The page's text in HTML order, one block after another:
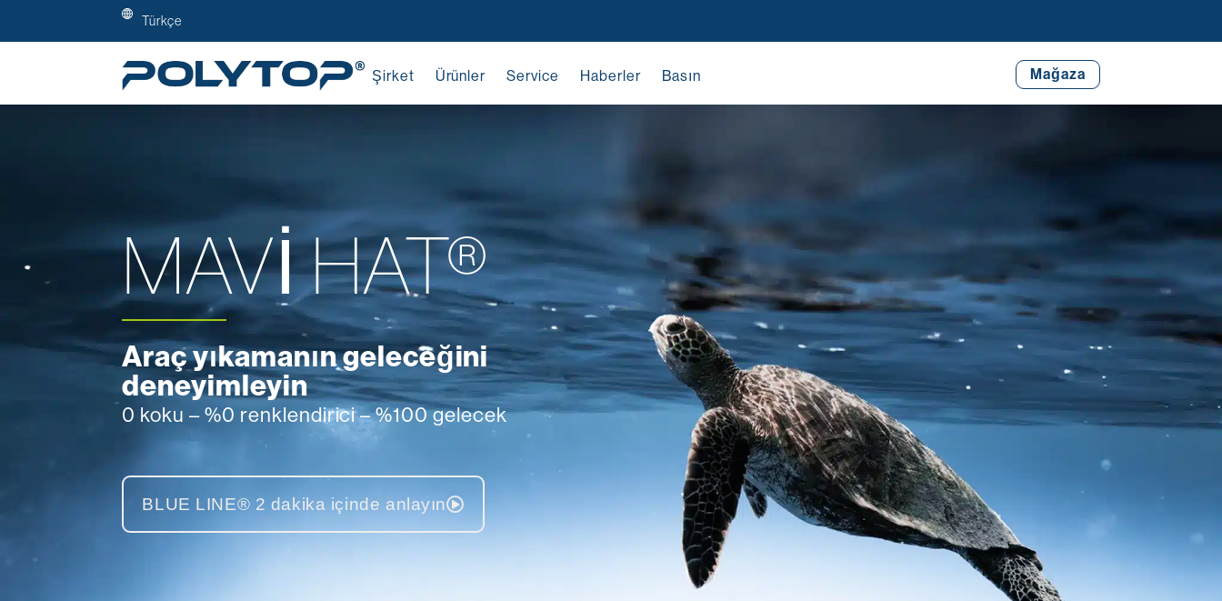
Türkçe
Şirket Ürünler Service Haberler Basın Mağaza
MAVİ HAT®
Araç yıkamanın geleceğini
deneyimleyin
0 koku – %0 renklendirici – %100 gelecek
BLUE LINE® 2 dakika içinde anlayın